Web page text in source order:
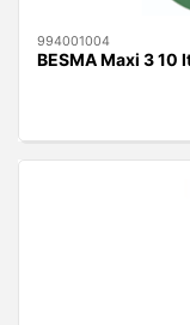
994001004
BESMA Maxi 3